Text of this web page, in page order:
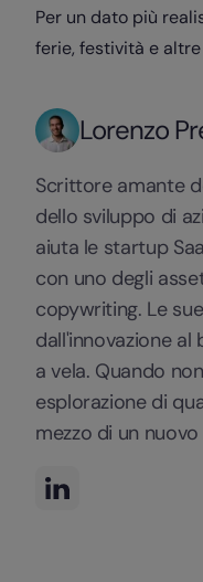
Per un dato più
ferie, festività e altre
Lorenzo
Scrittore amante
dello sviluppo di
aiuta le startup
con uno degli
copywriting. Le
dall'innovazione al
a vela. Quando
esplorazione di
mezzo di un